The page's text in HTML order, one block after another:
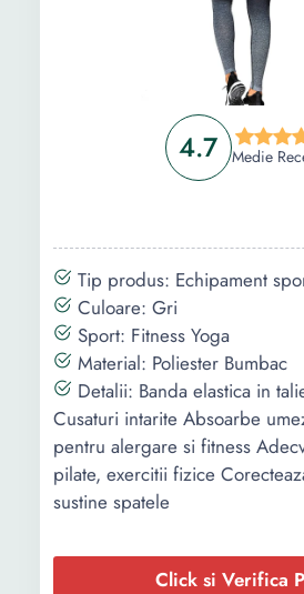
4.7 Medie
Tip produs: Echipament
Culoare: Gri
Sport: Fitness Yoga
Material: Poliester Bumbac
Detalii: Banda elastica in
Cusaturi intarite Absoarbe
pentru alergare si fitness
pilate, exercitii fizice
sustine spatele
Click si Verifica